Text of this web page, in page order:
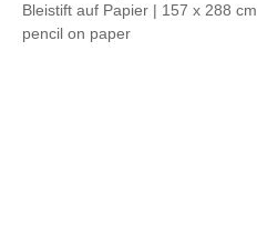
Bleistift auf Papier | 157 x 288 cm
pencil on paper